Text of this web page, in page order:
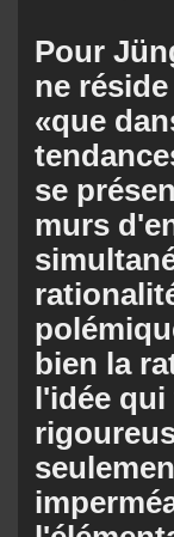
Pour
ne
«que
se
murs
bien la
l'idée qui